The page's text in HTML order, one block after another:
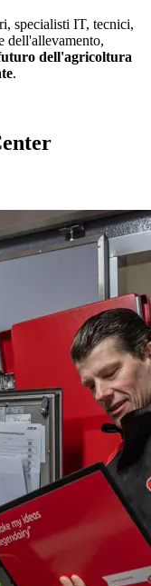
specialisti IT, tecnici,
dell'allevamento,
dell'agricoltura
.